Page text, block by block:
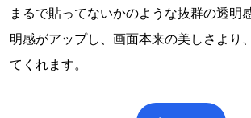
まるで貼ってないかのような抜群の透明
明感がアップし、画面本来の美しさより
てくれます。